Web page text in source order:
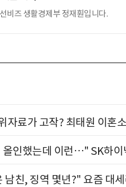
비즈 생활경제부 정재훤입니다.
자료가 고작? 최태원 이혼
인했는데 이런…" SK하이
남친, 징역 몇년?" 요즘 대